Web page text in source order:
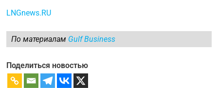
LNGnews.RU
По материалам Gulf Business
Поделиться новостью